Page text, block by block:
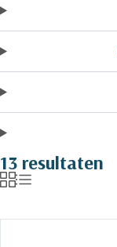
13 resultaten